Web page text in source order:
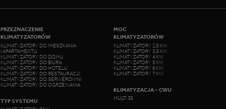
PRZEZNACZENIE
KLIMATYZATORÓW
KLIMATYZATORY DO MIESZKANIA
I APARTAMENTU
KLIMATYZATORY DO DOMU
KLIMATYZATORY DO BIURA
KLIMATYZATORY DO HOTELU
KLIMATYZATORY DO RESTAURACJI
KLIMATYZATORY DO SERWEROWNI
KLIMATYZATORY DO OGRZEWANIA
TYP SYSTEMU
MOC
KLIMATYZATORÓW
KLIMATYZATORY 2,5 KW
KLIMATYZATORY 3,5 KW
KLIMATYZATORY 4 KW
KLIMATYZATORY 5 KW
KLIMATYZATORY 6 KW
KLIMATYZATORY 7 KW
KLIMATYZACJA – CWU
MULTI 3S